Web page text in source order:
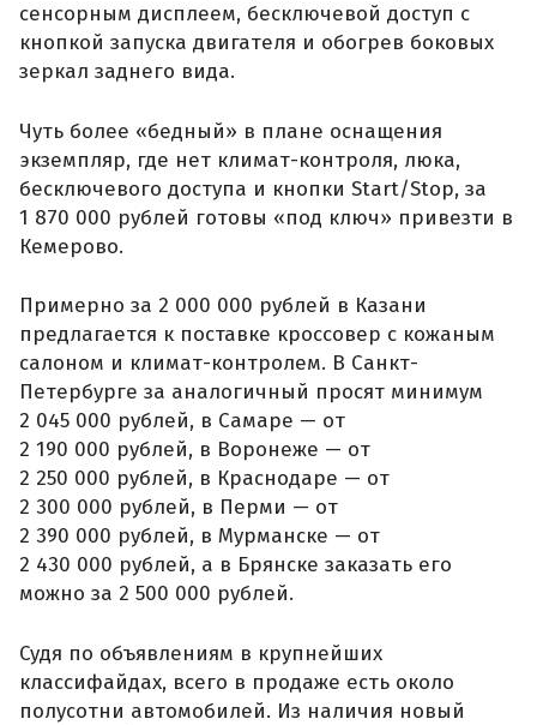
сенсорным дисплеем, бесключевой доступ с
кнопкой запуска двигателя и обогрев боковых
зеркал заднего вида.
Чуть более «бедный» в плане оснащения
экземпляр, где нет климат-контроля, люка,
бесключевого доступа и кнопки Start/Stop, за
1 870 000 рублей готовы «под ключ» привезти в
Кемерово.
Примерно за 2 000 000 рублей в Казани
предлагается к поставке кроссовер с кожаным
салоном и климат-контролем. В Санкт-
Петербурге за аналогичный просят минимум
2 045 000 рублей, в Самаре — от
2 190 000 рублей, в Воронеже — от
2 250 000 рублей, в Краснодаре — от
2 300 000 рублей, в Перми — от
2 390 000 рублей, в Мурманске — от
2 430 000 рублей, а в Брянске заказать его
можно за 2 500 000 рублей.
Судя по объявлениям в крупнейших
классифайдах, всего в продаже есть около
полусотни автомобилей. Из наличия новый